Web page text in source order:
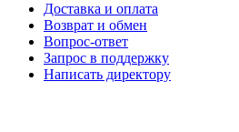
Доставка и оплата
Возврат и обмен
Вопрос-ответ
Запрос в поддержку
Написать директору